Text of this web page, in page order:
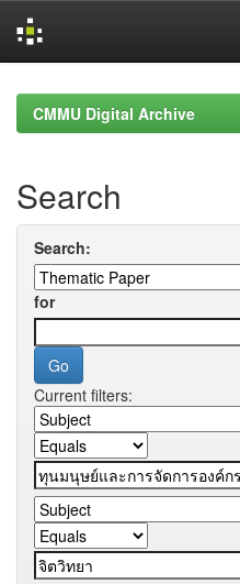
navigationCMMU Digital Archive
Search
Search:
for
Current filters: